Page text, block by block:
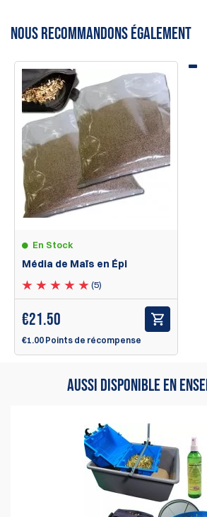
Soyez le premier à écrire un avis
NOUS RECOMMANDONS ÉGALEMENT
En Stock
Média de Maïs en Épi
(5)
€21.50
€1.00 Points de récompense
AUSSI DISPONIBLE EN